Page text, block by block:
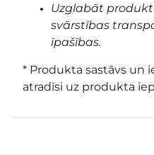
Uzglabāt
svārstības
īpašības.
* Produkta sastāvs un
atradīsi uz produkta